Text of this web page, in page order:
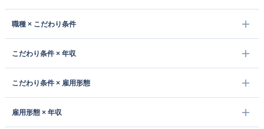
職種 × こだわり条件
こだわり条件 × 年収
こだわり条件 × 雇用形態
雇用形態 × 年収